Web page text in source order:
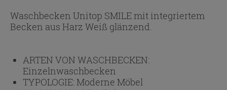
Waschbecken Unitop SMILE mit integriertem
Becken aus Harz Weiß glänzend.
ARTEN VON WASCHBECKEN:
Einzelnwaschbecken
TYPOLOGIE:Moderne Möbel